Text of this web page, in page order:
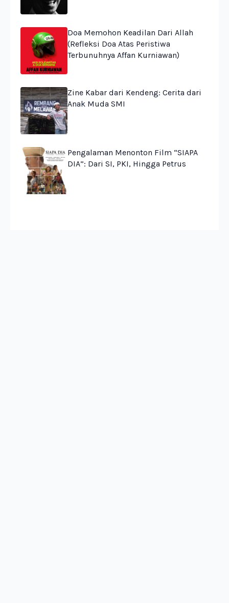
Doa Memohon Keadilan Dari Allah
(Refleksi Doa Atas Peristiwa
Terbunuhnya Affan Kurniawan)
Zine Kabar dari Kendeng: Cerita dari
Anak Muda SMI
Pengalaman Menonton Film “SIAPA
DIA”: Dari SI, PKI, Hingga Petrus